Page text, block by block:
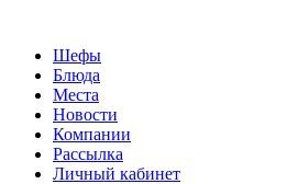
Шефы
Блюда
Места
Новости
Компании
Рассылка
Личный кабинет